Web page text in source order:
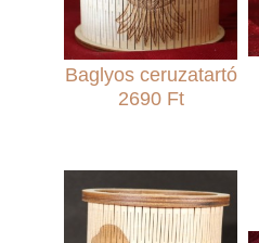
Baglyos ceruzatartó
2690 Ft